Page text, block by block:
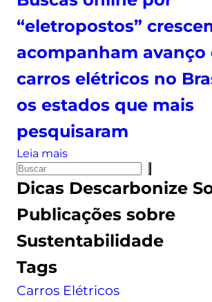
i
o
a
à
o
i
e
?
a
c
“eletropostos”
acompanham avanço
carros elétricos no
os estados que mais
pesquisaram
Leia mais:
u
c
a
n
P
e
q
u
s
a
Dicas Descarbonize
Publicações sobre
Sustentabilidade
Tags
Carros Elétricos